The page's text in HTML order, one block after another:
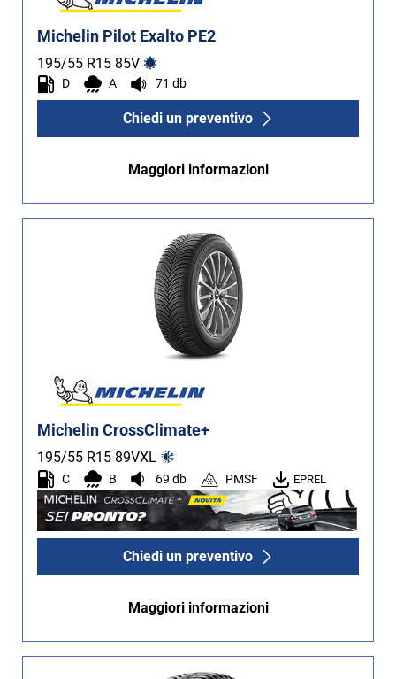
Michelin Pilot Exalto PE2
195/55 R15 85V
D A 71 db
Chiedi un preventivo
Maggiori informazioni
Michelin CrossClimate+
195/55 R15 89VXL
C B 69 db PMSF EPREL
Chiedi un preventivo
Maggiori informazioni